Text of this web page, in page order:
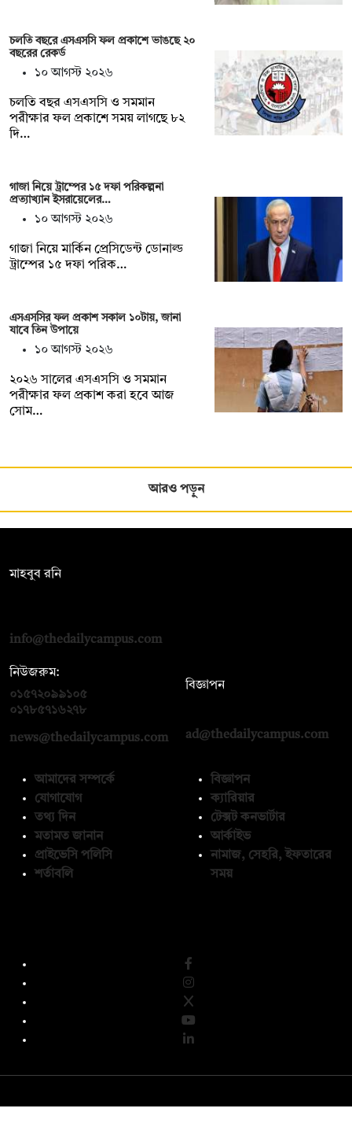
চলতি বছরে এসএসসি ফল প্রকাশে ভাঙছে ২০
বছরের রেকর্ড
১০ আগস্ট ২০২৬
চলতি বছর এসএসসি ও সমমান
পরীক্ষার ফল প্রকাশে সময় লাগছে ৮২
দি…
গাজা নিয়ে ট্রাম্পের ১৫ দফা পরিকল্পনা
প্রত্যাখ্যান ইসরায়েলের…
১০ আগস্ট ২০২৬
গাজা নিয়ে মার্কিন প্রেসিডেন্ট ডোনাল্ড
ট্রাম্পের ১৫ দফা পরিক…
এসএসসির ফল প্রকাশ সকাল ১০টায়, জানা
যাবে তিন উপায়ে
১০ আগস্ট ২০২৬
২০২৬ সালের এসএসসি ও সমমান
পরীক্ষার ফল প্রকাশ করা হবে আজ
সোম…
আরও পড়ুন
মাহবুব রনি
info@thedailycampus.com
নিউজরুম:
০১৫৭২০৯৯১০৫
০১৭৮৫৭১৬২৭৮
news@thedailycampus.com
বিজ্ঞাপন
ad@thedailycampus.com
আমাদের সম্পর্কে
যোগাযোগ
তথ্য দিন
মতামত জানান
প্রাইভেসি পলিসি
শর্তাবলি
বিজ্ঞাপন
ক্যারিয়ার
টেক্সট কনভার্টার
আর্কাইভ
নামাজ, সেহরি, ইফতারের
সময়